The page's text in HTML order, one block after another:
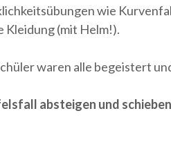
wie
Kleidung (mit Helm!).
waren alle begeistert
absteigen und